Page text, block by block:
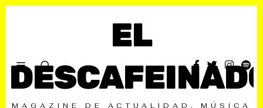
EL
MAGAZINE DE ACTUALIDAD, MÚSICA